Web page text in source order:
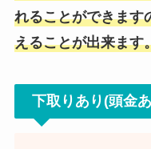
れることができます
えることが出来ます
下取りあり(頭金